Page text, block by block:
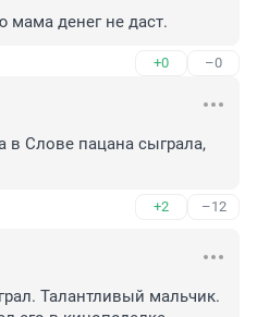
мама денег не даст.
+0 –0
в Слове пацана сыграла,
+2 –12
Талантливый мальчик.